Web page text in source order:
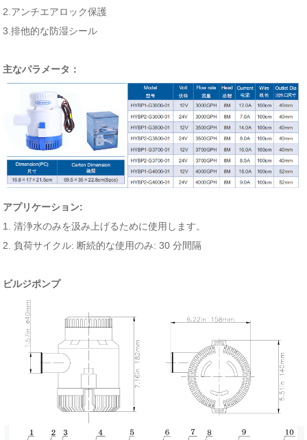
2.アンチエアロック保護
3.排他的な防湿シール
主なパラメータ：
アプリケーション:
1. 清浄水のみを汲み上げるために使用します。
2. 負荷サイクル: 断続的な使用のみ: 30 分間隔
ビルジポンプ